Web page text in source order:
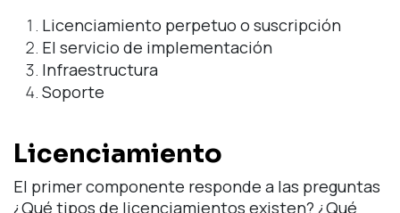
Licenciamiento perpetuo o suscripción
El servicio de implementación
Infraestructura
Soporte
Licenciamiento
El primer componente responde a las preguntas
¿Qué tipos de licenciamientos existen? ¿Qué